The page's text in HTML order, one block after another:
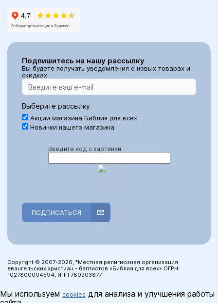
Подпишитесь на нашу рассылку
Вы будете получать уведомления о новых товарах и
скидках
Выберите рассылку
Акции магазина Библия для всех
Новинки нашего магазина
Введите код с картинки
ПОДПИСАТЬСЯ
Copyright © 2007-2026, *Местная религиозная организация
евангельских христиан - баптистов «Библия для всех» ОГРН:
1027800004594, ИНН 780203877
Мы используем cookies для анализа и улучшения работы